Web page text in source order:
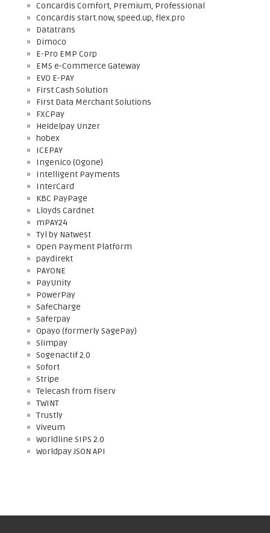
Concardis Comfort, Premium, Professional
Concardis start.now, speed.up, flex.pro
Datatrans
Dimoco
E-Pro EMP Corp
EMS e-Commerce Gateway
EVO E-PAY
First Cash Solution
First Data Merchant Solutions
FXCPay
Heidelpay Unzer
hobex
ICEPAY
Ingenico (Ogone)
Intelligent Payments
InterCard
KBC PayPage
Lloyds Cardnet
mPAY24
Tyl by Natwest
Open Payment Platform
paydirekt
PAYONE
PayUnity
PowerPay
SafeCharge
Saferpay
Opayo (formerly SagePay)
Slimpay
Sogenactif 2.0
Sofort
Stripe
Telecash from fiserv
TWINT
Trustly
Viveum
Worldline SIPS 2.0
Worldpay JSON API